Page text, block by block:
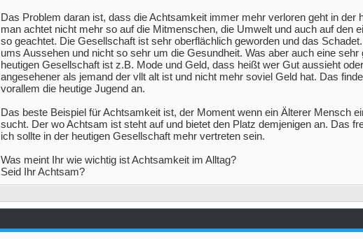
Das Problem daran ist, dass die Achtsamkeit immer mehr verloren geht in der
man achtet nicht mehr so auf die Mitmenschen, die Umwelt und auch auf den
so geachtet. Die Gesellschaft ist sehr oberflächlich geworden und das
ums Aussehen und nicht so sehr um die Gesundheit. Was aber auch eine sehr
heutigen Gesellschaft ist z.B. Mode und Geld, dass heißt wer Gut aussieht
angesehener als jemand der vllt alt ist und nicht mehr soviel Geld hat. Das
vorallem die heutige Jugend an.
Das beste Beispiel für Achtsamkeit ist, der Moment wenn ein Älterer Mensch
sucht. Der wo Achtsam ist steht auf und bietet den Platz demjenigen an. Das
ich sollte in der heutigen Gesellschaft mehr vertreten sein.
Was meint Ihr wie wichtig ist Achtsamkeit im Alltag?
Seid Ihr Achtsam?